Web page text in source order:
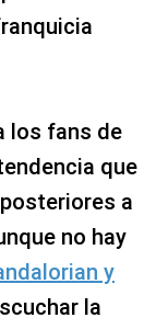
los fans de
que
a
no hay
y
la